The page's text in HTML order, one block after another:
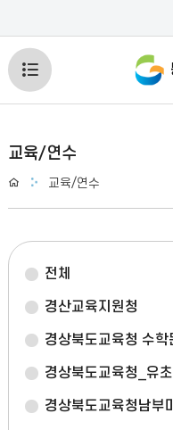
전
체
메
뉴
열
기
교육/연수
Home교육/연수
전체
경산교육지원청
경상북도교육청 수학
경상북도교육청_유
경상북도교육청남부